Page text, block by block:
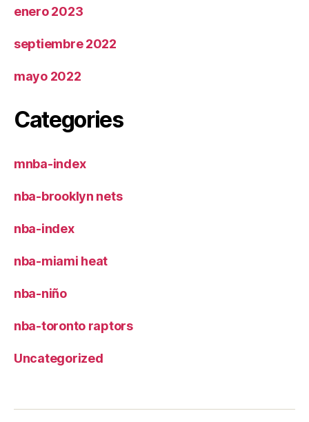
enero 2023
septiembre 2022
mayo 2022
Categories
mnba-index
nba-brooklyn nets
nba-index
nba-miami heat
nba-niño
nba-toronto raptors
Uncategorized